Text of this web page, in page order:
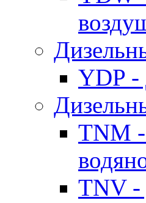
YDP -
TNM -
TNV -